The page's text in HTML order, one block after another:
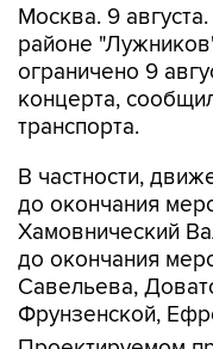
Москва. 9
районе
ограничено 9
концерта,
транспорта.
В частности,
до окончания
Хамовнический
до окончания
Савельева,
Фрунзенской,